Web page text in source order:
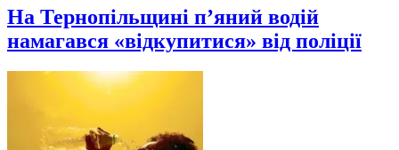
На Тернопільщині п’яний водій
намагався «відкупитися» від поліції